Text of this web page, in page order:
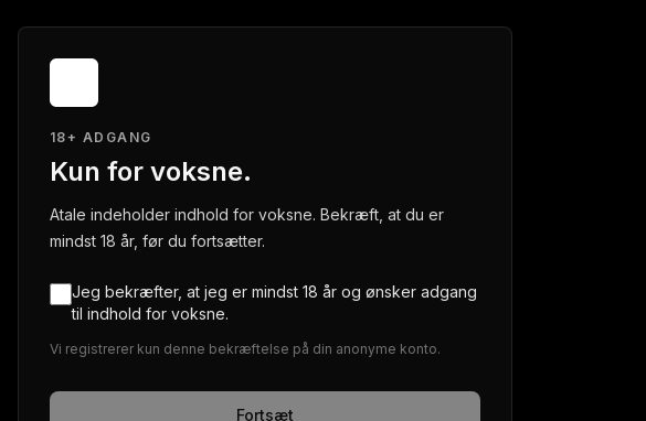
18+ ADGANG
Kun for voksne.
Atale indeholder indhold for voksne. Bekræft, at du er
mindst 18 år, før du fortsætter.
Jeg bekræfter, at jeg er mindst 18 år og ønsker adgang
til indhold for voksne.
Vi registrerer kun denne bekræftelse på din anonyme konto.
Fortsæt